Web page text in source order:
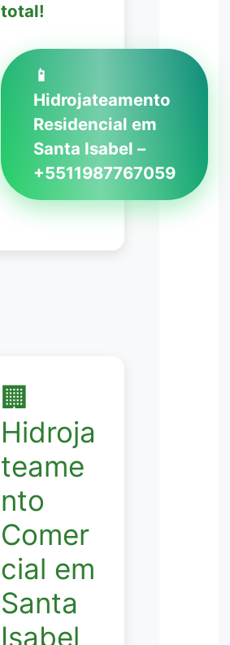
total!
📱
Hidrojateamento
Residencial em
Santa Isabel –
+5511987767059
🏢
Hidroja
teame
nto
Comer
cial em
Santa
Isabel